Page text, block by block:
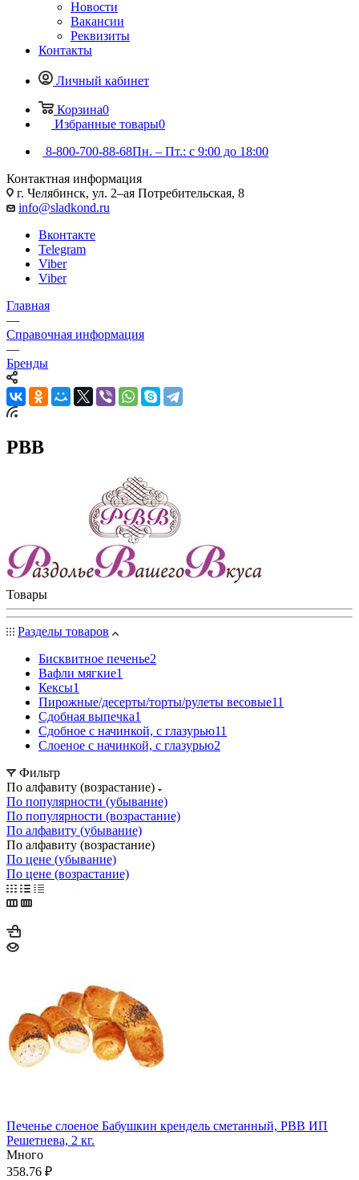
Новости
Вакансии
Реквизиты
Контакты
Личный кабинет
Корзина0
Избранные товары0
8-800-700-88-68Пн. – Пт.: с 9:00 до 18:00
Контактная информация
г. Челябинск, ул. 2–ая Потребительская, 8
info@sladkond.ru
Вконтакте
Telegram
Viber
Viber
Главная
—
Справочная информация
—
Бренды
РВВ
Товары
Разделы товаров
Бисквитное печенье2
Вафли мягкие1
Кексы1
Пирожные/десерты/торты/рулеты весовые11
Сдобная выпечка1
Сдобное с начинкой, с глазурью11
Слоеное с начинкой, с глазурью2
Фильтр
По алфавиту (возрастание)
По популярности (убывание)
По популярности (возрастание)
По алфавиту (убывание)
По алфавиту (возрастание)
По цене (убывание)
По цене (возрастание)
Печенье слоеное Бабушкин крендель сметанный, РВВ ИП
Решетнева, 2 кг.
Много
358.76 ₽